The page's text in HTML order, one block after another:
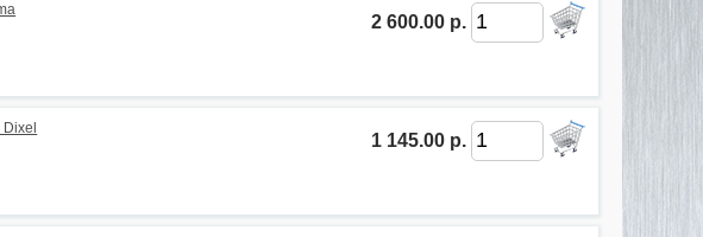
2 600.00 р.
1 145.00 р.